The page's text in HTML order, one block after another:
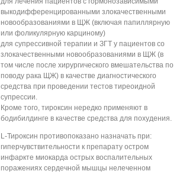
выкодифференцированными злокачественными
новообразованиями в ЩЖ (включая папиллярную
или фоликулярную карциному)
для супрессивной терапии и ЗГТ у пациентов со
злокачественными новообразованиями в ЩЖ (в
том числе после хирургического вмешательства по
поводу рака ЩЖ) в качестве диагностического
средства при проведении тестов тиреоидной
супрессии.
Кроме того, тироксин нередко применяют в
бодибилдинге в качестве средства для похудения.
L-Тироксин противопоказано назначать при:
гиперчувствительности к препарату остром
инфаркте миокарда острых воспалительных
поражениях сердечной мышцы нелеченном